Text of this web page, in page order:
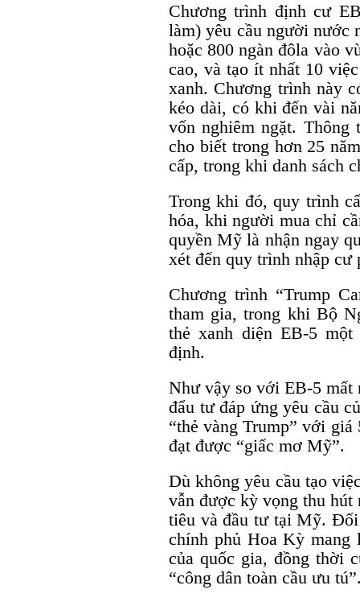
Chương trình định cư
làm) yêu cầu người nước
hoặc 800 ngàn đôla vào
cao, và tạo ít nhất 10
xanh. Chương trình này
kéo dài, có khi đến vài
vốn nghiêm ngặt.
cho biết trong hơn 25
cấp, trong khi danh sách
Trong khi đó, quy trình
hóa, khi người mua chỉ
quyền Mỹ là nhận ngay
xét đến quy trình nhập
Chương trình “Trump
tham gia, trong khi Bộ
thẻ xanh diện EB-5
định.
Như vậy so với EB-5 mất
đẩu tư đáp ứng yêu cầu
“thẻ vàng Trump” với
đạt được “giấc mơ Mỹ”.
Dù không yêu cầu tạo
vẫn được kỳ vọng thu hút
tiêu và đầu tư tại Mỹ.
chính phủ Hoa Kỳ mang
của quốc gia, đồng thời
“công dân toàn cầu ưu